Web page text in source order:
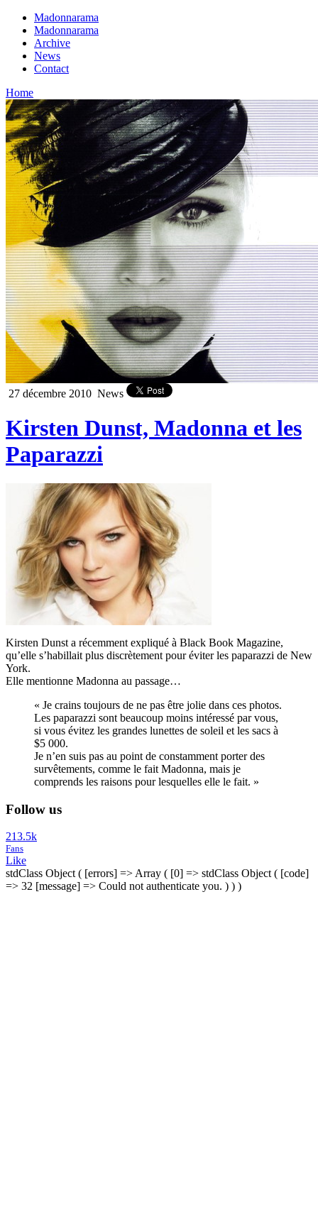
Madonnarama
Madonnarama
Archive
News
Contact
Home
27 décembre 2010 News
Kirsten Dunst, Madonna et les
Paparazzi
Kirsten Dunst a récemment expliqué à Black Book Magazine,
qu’elle s’habillait plus discrètement pour éviter les paparazzi de New
York.
Elle mentionne Madonna au passage…
« Je crains toujours de ne pas être jolie dans ces photos.
Les paparazzi sont beaucoup moins intéressé par vous,
si vous évitez les grandes lunettes de soleil et les sacs à
$5 000.
Je n’en suis pas au point de constamment porter des
survêtements, comme le fait Madonna, mais je
comprends les raisons pour lesquelles elle le fait. »
Follow us
213.5k
Fans
Like
stdClass Object ( [errors] => Array ( [0] => stdClass Object ( [code]
=> 32 [message] => Could not authenticate you. ) ) )